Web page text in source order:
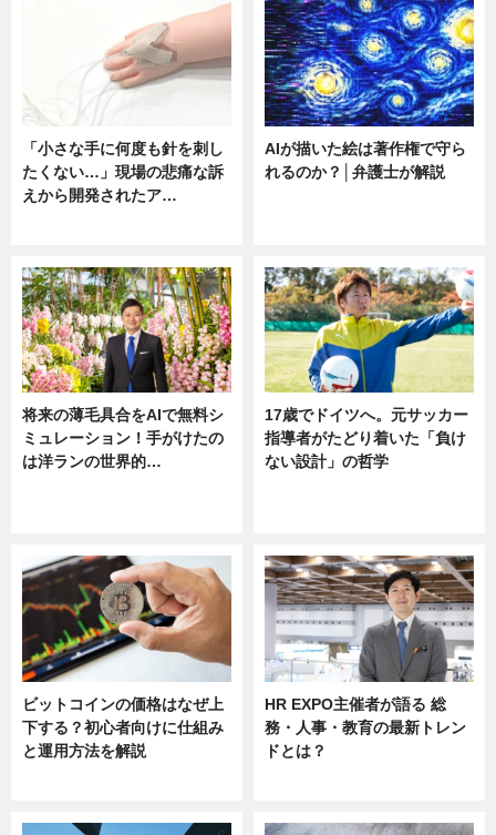
「小さな手に何度も針を刺し
たくない…」現場の悲痛な訴
えから開発されたア…
AIが描いた絵は著作権で守ら
れるのか？│弁護士が解説
将来の薄毛具合をAIで無料シ
ミュレーション！手がけたの
は洋ランの世界的…
17歳でドイツへ。元サッカー
指導者がたどり着いた「負け
ない設計」の哲学
ビットコインの価格はなぜ上
下する？初心者向けに仕組み
と運用方法を解説
HR EXPO主催者が語る 総
務・人事・教育の最新トレン
ドとは？